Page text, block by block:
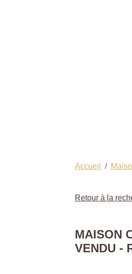
Accueil
Retour à la
MAISON
VENDU -